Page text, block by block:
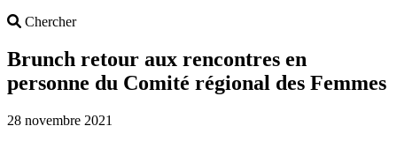
ChercherSearch
Brunch retour aux rencontres en
personne du Comité régional des Femmes
28 novembre 2021